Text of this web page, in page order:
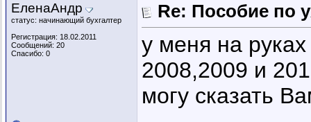
ЕленаАндр
статус: начинающий бухгалтер
Регистрация: 18.02.2011
Сообщений: 20
Спасибо: 0
Re: Пособие по
у меня на
2008,2009 и
могу сказать